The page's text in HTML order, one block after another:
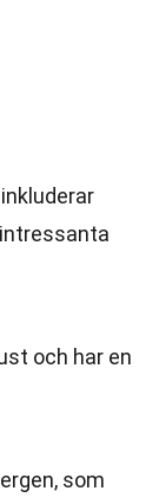
och har en
som